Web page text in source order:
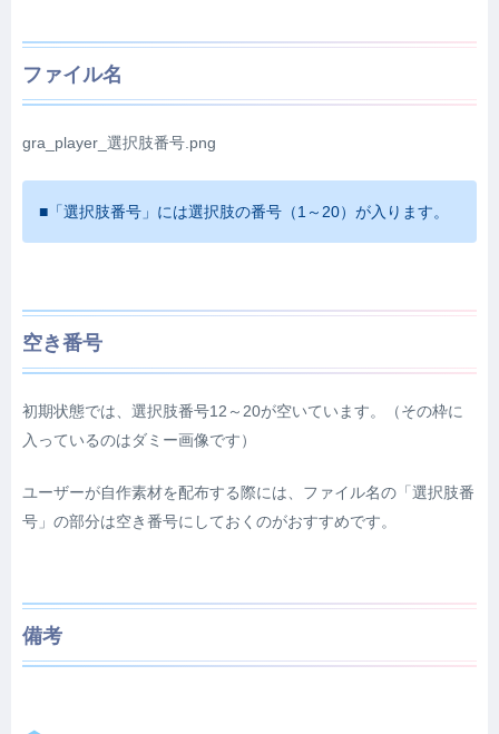
ファイル名
gra_player_選択肢番号.png
■「選択肢番号」には選択肢の番号（1～20）が入ります。
空き番号
初期状態では、選択肢番号12～20が空いています。（その枠に
入っているのはダミー画像です）
ユーザーが自作素材を配布する際には、ファイル名の「選択肢番
号」の部分は空き番号にしておくのがおすすめです。
備考